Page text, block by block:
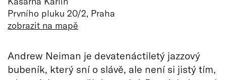
Prvního pluku 20/2, Praha
zobrazit na mapě
Andrew Neiman je devatenáctiletý jazzový
bubeník, který sní o slávě, ale není si jistý tím,